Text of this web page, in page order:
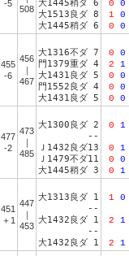
-5
508
大1445稍ダ 6
大1513良ダ 8
大1445稍ダ 6
0 0
1 0
0 0
455
-6
456
｜
467
大1316不ダ 7
門1379重ダ 4
大1431良ダ 5
門1552良ダ 4
大1431良ダ 5
0 0
2 1
0 0
0 0
0 0
477
-2
473
｜
485
大1300良ダ 2
--
Ｊ1432良ダ13
Ｊ1479不ダ11
大1445稍ダ 3
0 1
0 1
0 0
0 1
451
＋1
447
｜
453
大1313良ダ 1
--
大1432良ダ 1
--
大1432良ダ 1
1 0
2 1
2 1